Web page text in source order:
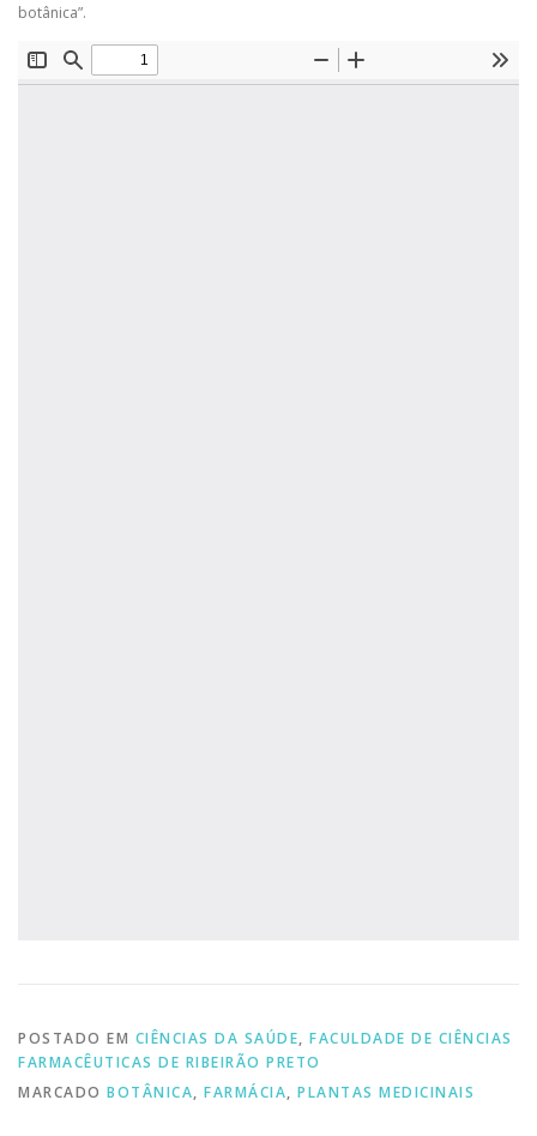
botânica”.
POSTADO EM CIÊNCIAS DA SAÚDE, FACULDADE DE CIÊNCIAS
FARMACÊUTICAS DE RIBEIRÃO PRETO
MARCADO BOTÂNICA, FARMÁCIA, PLANTAS MEDICINAIS